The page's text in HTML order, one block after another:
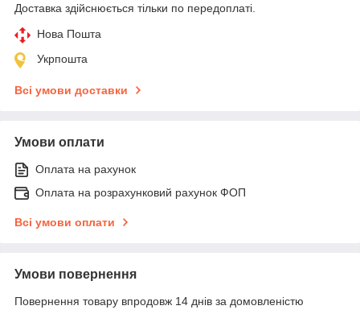
Доставка здійснюється тільки по передоплаті.
Нова Пошта
Укрпошта
Всі умови доставки
Умови оплати
Оплата на рахунок
Оплата на розрахунковий рахунок ФОП
Всі умови оплати
Умови повернення
Повернення товару впродовж 14 днів за домовленістю